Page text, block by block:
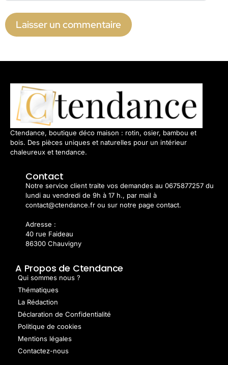
Ctendance, boutique déco maison : rotin, osier, bambou et
bois. Des pièces uniques et naturelles pour un intérieur
chaleureux et tendance.
Contact
Notre service client traite vos demandes au 0675877257 du
lundi au vendredi de 9h à 17 h., par mail à
contact@ctendance.fr ou sur notre page contact.
Adresse :
40 rue Faideau
86300 Chauvigny
A Propos de Ctendance
Qui sommes nous ?
Thématiques
La Rédaction
Déclaration de Confidentialité
Politique de cookies
Mentions légales
Contactez-nous